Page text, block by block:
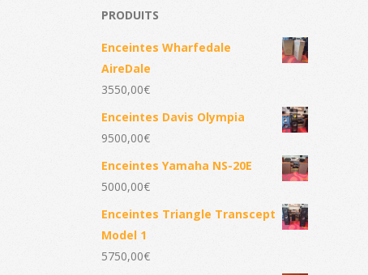
PRODUITS
Enceintes Wharfedale
AireDale
3550,00€
Enceintes Davis Olympia
9500,00€
Enceintes Yamaha NS-20E
5000,00€
Enceintes Triangle Transcept
Model 1
5750,00€